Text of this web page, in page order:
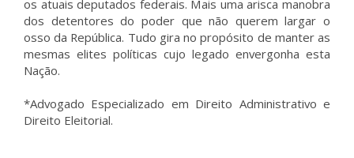
os atuais deputados federais. Mais uma arisca manobra
dos detentores do poder que não querem largar o
osso da República. Tudo gira no propósito de manter as
mesmas elites políticas cujo legado envergonha esta
Nação.
*Advogado Especializado em Direito Administrativo e
Direito Eleitorial.